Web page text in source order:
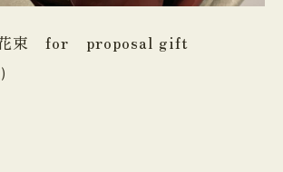
花束 for proposal gift